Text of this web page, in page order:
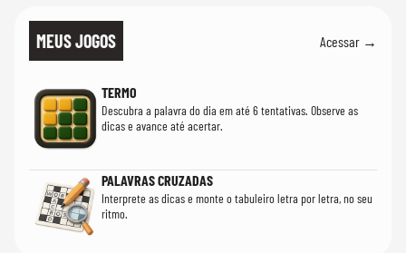
MEUS JOGOS Acessar →
TERMO
Descubra a palavra do dia em até 6 tentativas. Observe as
dicas e avance até acertar.
PALAVRAS CRUZADAS
Interprete as dicas e monte o tabuleiro letra por letra, no seu
ritmo.